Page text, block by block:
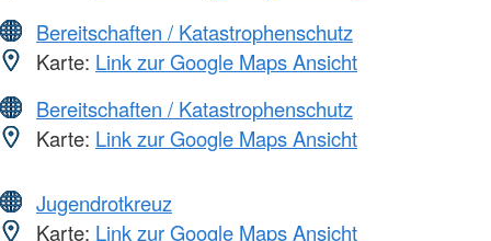
Bereitschaften / Katastrophenschutz
Karte: Link zur Google Maps Ansicht
Bereitschaften / Katastrophenschutz
Karte: Link zur Google Maps Ansicht
Jugendrotkreuz
Karte: Link zur Google Maps Ansicht